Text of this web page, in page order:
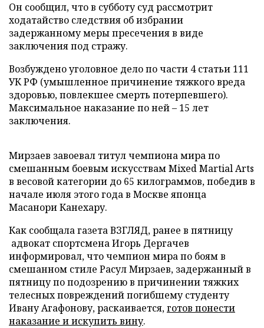
Он сообщил, что в субботу суд рассмотрит
ходатайство следствия об избрании
задержанному меры пресечения в виде
заключения под стражу.
Возбуждено уголовное дело по части 4 статьи 111
УК РФ (умышленное причинение тяжкого вреда
здоровью, повлекшее смерть потерпевшего).
Максимальное наказание по ней – 15 лет
заключения.
Мирзаев завоевал титул чемпиона мира по
смешанным боевым искусствам Mixed Martial Arts
в весовой категории до 65 килограммов, победив в
начале июля этого года в Москве японца
Масанори Канехару.
Как сообщала газета ВЗГЛЯД, ранее в пятницу
адвокат спортсмена Игорь Дергачев
информировал, что чемпион мира по боям в
смешанном стиле Расул Мирзаев, задержанный в
пятницу по подозрению в причинении тяжких
телесных повреждений погибшему студенту
Ивану Агафонову, раскаивается,готов понести
наказание и искупить вину.